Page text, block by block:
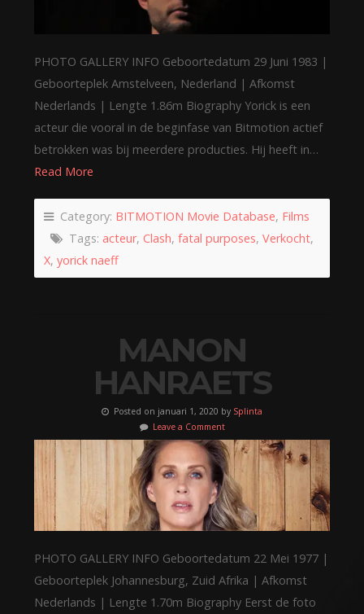
PHOTO GALLERY INFO Geboortedatum 29 Juni 1983 |
Geboorteplek Amstelveen, Nederland | Afkomst
Nederlands | Lengte 1.86m Biography Yorick is een
acteur die vooral in de beginfase van Bitmotion actief
betrokken was bij meerdere producties. Hij heeft in…
Read More
Category: BITMOTION Movie Database, Films
Tags: acteur, Clash, fatal purposes, Verkocht,
X, yorick naeff
MANON
HANRAETS
Posted on januari 1, 2020 by Splinta
Leave a Comment
PHOTO GALLERY INFO Geboortedatum 22 Mei 1977 |
Geboorteplek Johannesburg, Zuid Afrika | Afkomst
Nederlands | Lengte 1.70m Biography Eerst de foto